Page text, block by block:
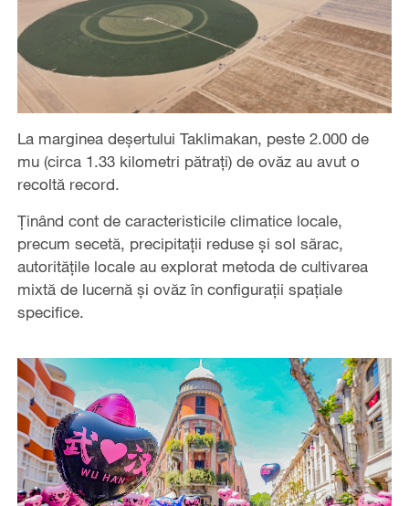
La marginea deșertului Taklimakan, peste 2.000 de
mu (circa 1.33 kilometri pătrați) de ovăz au avut o
recoltă record.
Ținând cont de caracteristicile climatice locale,
precum secetă, precipitații reduse și sol sărac,
autoritățile locale au explorat metoda de cultivarea
mixtă de lucernă și ovăz în configurații spațiale
specifice.